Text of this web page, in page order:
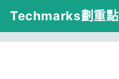
跳
主
Techmarks劃重點